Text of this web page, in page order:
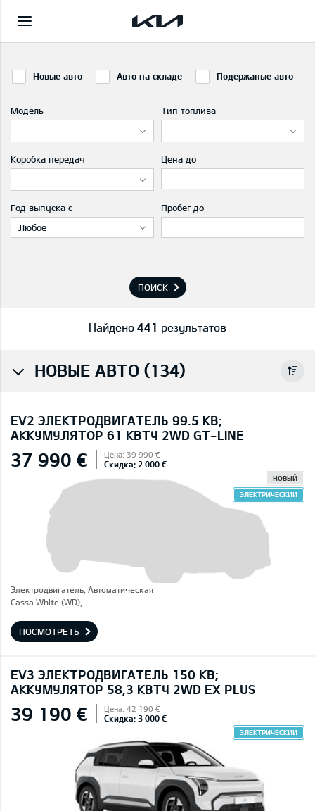
Новые авто Авто на складе Подержаные авто
Модель Тип топлива
Коробка передач Цена до
Год выпуска с
Любое
Пробег до
ПОИСК
Найдено 441 результатов
НОВЫЕ АВТО (134)
EV2 ЭЛЕКТРОДВИГАТЕЛЬ 99.5 КВ;
AККУМУЛЯТОР 61 КВТЧ 2WD GT-LINE
37 990 € Цена: 39 990 €
Скидка: 2 000 €
НОВЫЙ
ЭЛЕКТРИЧЕСКИЙ
Электродвигатель, Автоматическая
Cassa White (WD),
ПОСМОТРЕТЬ
EV3 ЭЛЕКТРОДВИГАТЕЛЬ 150 КВ;
AККУМУЛЯТОР 58,3 КВТЧ 2WD EX PLUS
39 190 € Цена: 42 190 €
Скидка: 3 000 €
ЭЛЕКТРИЧЕСКИЙ